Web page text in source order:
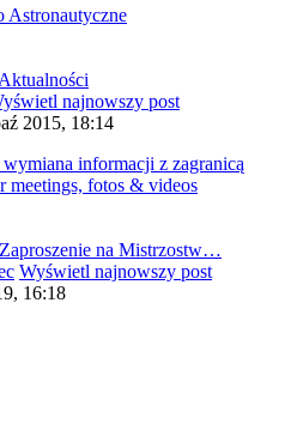
Astronautyczne
najnowszy post
2015, 18:14
informacji z zagranicą
meetings, fotos & videos
na Mistrzostw…
Wyświetl najnowszy post
16:18